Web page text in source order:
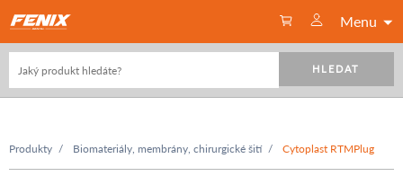
Menu
HLEDAT
Produkty Biomateriály, membrány, chirurgické šití Cytoplast RTMPlug